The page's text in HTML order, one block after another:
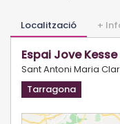
Localització +
Espai Jove Kesse
Sant Antoni Maria
Tarragona